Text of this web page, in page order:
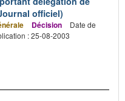
officiel)
Décision
Date de
: 25-08-2003